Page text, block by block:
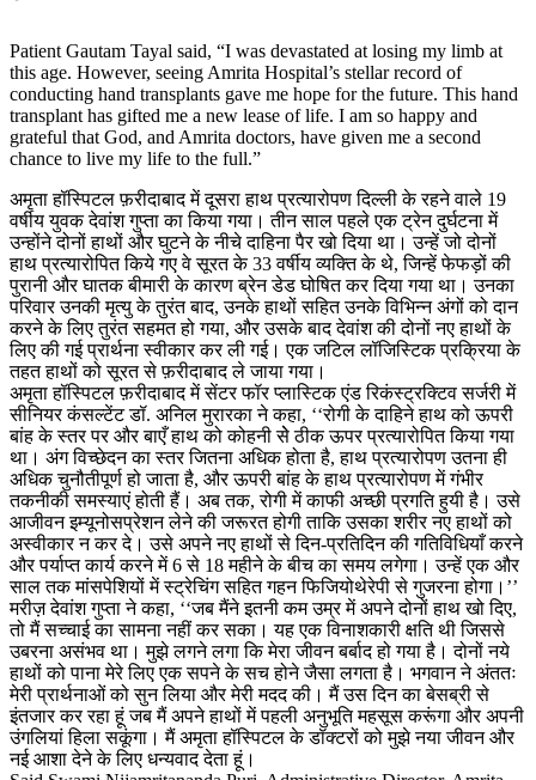
Patient Gautam Tayal said, “I was devastated at losing my limb at
this age. However, seeing Amrita Hospital’s stellar record of
conducting hand transplants gave me hope for the future. This hand
transplant has gifted me a new lease of life. I am so happy and
grateful that God, and Amrita doctors, have given me a second
chance to live my life to the full.”
अमृता हॉस्पिटल फ़रीदाबाद में दूसरा हाथ प्रत्यारोपण दिल्ली के रहने वाले 19
वर्षीय युवक देवांश गुप्ता का किया गया। तीन साल पहले एक ट्रेन दुर्घटना में
उन्होंने दोनों हाथों और घुटने के नीचे दाहिना पैर खो दिया था। उन्हें जो दोनों
हाथ प्रत्यारोपित किये गए वे सूरत के 33 वर्षीय व्यक्ति के थे, जिन्हें फेफड़ों की
पुरानी और घातक बीमारी के कारण ब्रेन डेड घोषित कर दिया गया था। उनका
परिवार उनकी मृत्यु के तुरंत बाद, उनके हाथों सहित उनके विभिन्न अंगों को दान
करने के लिए तुरंत सहमत हो गया, और उसके बाद देवांश की दोनों नए हाथों के
लिए की गई प्रार्थना स्वीकार कर ली गई। एक जटिल लॉजिस्टिक प्रक्रिया के
तहत हाथों को सूरत से फ़रीदाबाद ले जाया गया।
अमृता हॉस्पिटल फ़रीदाबाद में सेंटर फॉर प्लास्टिक एंड रिकंस्ट्रक्टिव सर्जरी में
सीनियर कंसल्टेंट डॉ. अनिल मुरारका ने कहा, ‘‘रोगी के दाहिने हाथ को ऊपरी
बांह के स्तर पर और बाएँ हाथ को कोहनी सेे ठीक ऊपर प्रत्यारोपित किया गया
था। अंग विच्छेदन का स्तर जितना अधिक होता है, हाथ प्रत्यारोपण उतना ही
अधिक चुनौतीपूर्ण हो जाता है, और ऊपरी बांह के हाथ प्रत्यारोपण में गंभीर
तकनीकी समस्याएं होती हैं। अब तक, रोगी में काफी अच्छी प्रगति हुयी है। उसे
आजीवन इम्यूनोसप्रेशन लेने की जरूरत होगी ताकि उसका शरीर नए हाथों को
अस्वीकार न कर दे। उसे अपने नए हाथों से दिन-प्रतिदिन की गतिविधियाँ करने
और पर्याप्त कार्य करने में 6 से 18 महीने के बीच का समय लगेगा। उन्हें एक और
साल तक मांसपेशियों में स्ट्रेचिंग सहित गहन फिजियोथेरेपी से गुजरना होगा।’’
मरीज़ देवांश गुप्ता ने कहा, ‘‘जब मैंने इतनी कम उम्र में अपने दोनों हाथ खो दिए,
तो मैं सच्चाई का सामना नहीं कर सका। यह एक विनाशकारी क्षति थी जिससे
उबरना असंभव था। मुझे लगने लगा कि मेरा जीवन बर्बाद हो गया है। दोनों नये
हाथों को पाना मेरे लिए एक सपने के सच होने जैसा लगता है। भगवान ने अंततः
मेरी प्रार्थनाओं को सुन लिया और मेरी मदद की। मैं उस दिन का बेसब्री से
इंतजार कर रहा हूं जब मैं अपने हाथों में पहली अनुभूति महसूस करूंगा और अपनी
उंगलियां हिला सकूंगा। मैं अमृता हॉस्पिटल के डॉक्टरों को मुझे नया जीवन और
नई आशा देने के लिए धन्यवाद देता हूं।